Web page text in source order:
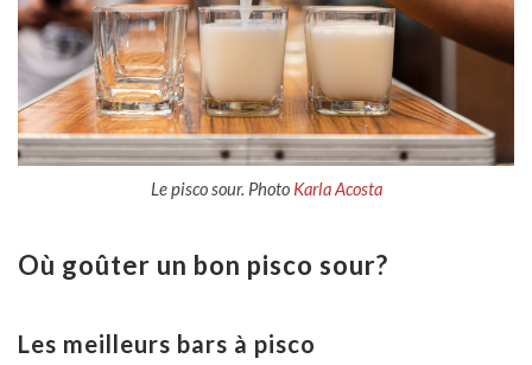
Le pisco sour. Photo Karla Acosta
Où goûter un bon pisco sour?
Les meilleurs bars à pisco